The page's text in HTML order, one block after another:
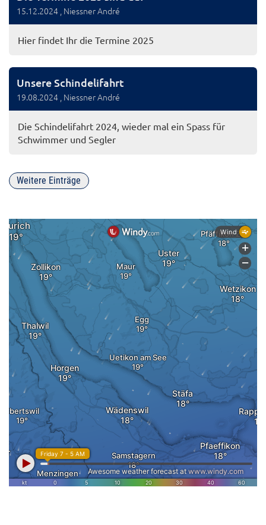
15.12.2024 , Niessner André
Hier findet Ihr die Termine 2025
Unsere Schindelifahrt
19.08.2024 , Niessner André
Die Schindelifahrt 2024, wieder mal ein Spass für
Schwimmer und Segler
Weitere Einträge